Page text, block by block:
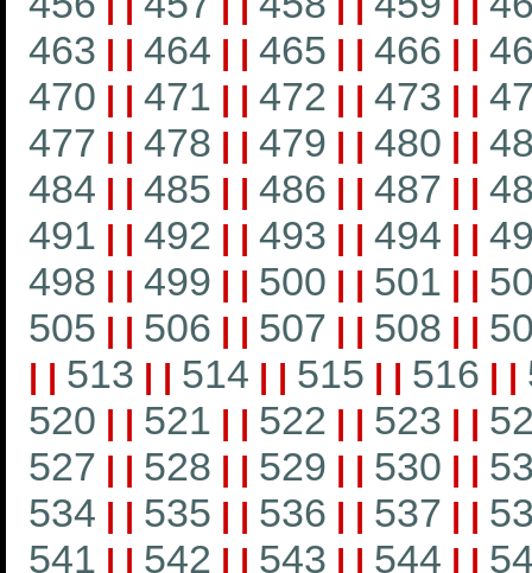
463 | | 464 | | 465 | | 466 | |
470 | | 471 | | 472 | | 473 | |
477 | | 478 | | 479 | | 480 | |
484 | | 485 | | 486 | | 487 | |
491 | | 492 | | 493 | | 494 | |
498 | | 499 | | 500 | | 501 | |
505 | | 506 | | 507 | | 508 | |
| | 513 | | 514 | | 515 | | 516 | |
520 | | 521 | | 522 | | 523 | |
527 | | 528 | | 529 | | 530 | |
534 | | 535 | | 536 | | 537 | |
541 | | 542 | | 543 | | 544 | |